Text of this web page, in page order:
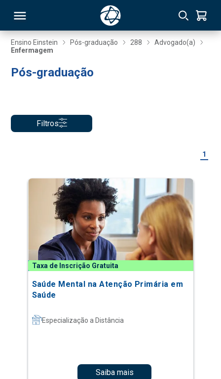
Ensino Einstein Pós-graduação 288
Advogado(a)
Enfermagem
Pós-graduação
Filtros
1
Taxa de Inscrição Gratuita
Saúde Mental na Atenção Primária em
Saúde
Especialização a Distância
Saiba mais